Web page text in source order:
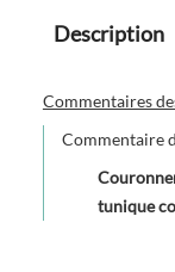
Description
Commentaires
Commentaire
tunique